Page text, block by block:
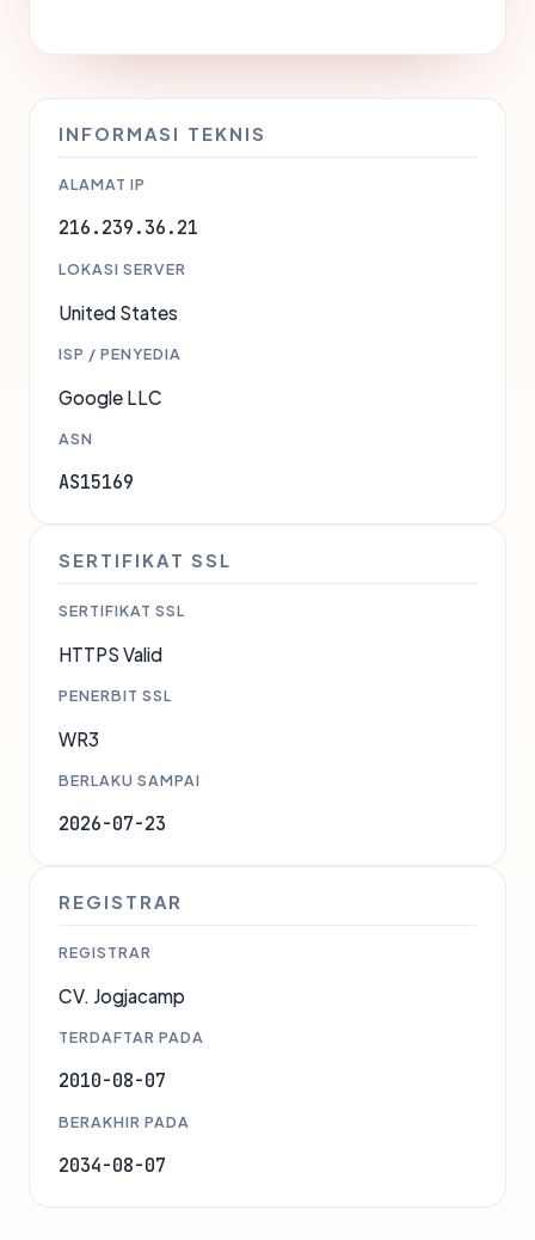
INFORMASI TEKNIS
ALAMAT IP
216.239.36.21
LOKASI SERVER
United States
ISP / PENYEDIA
Google LLC
ASN
AS15169
SERTIFIKAT SSL
SERTIFIKAT SSL
HTTPS Valid
PENERBIT SSL
WR3
BERLAKU SAMPAI
2026-07-23
REGISTRAR
REGISTRAR
CV. Jogjacamp
TERDAFTAR PADA
2010-08-07
BERAKHIR PADA
2034-08-07